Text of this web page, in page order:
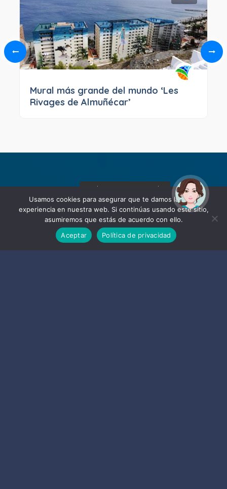
Mural más grande del mundo ‘Les
Rivages de Almuñécar’
Usamos cookies para asegurar que te damos la mejor
experiencia en nuestra web. Si continúas usando este sitio,
asumiremos que estás de acuerdo con ello.
Aceptar
Política de privacidad
¡Hola! Soy Noy. ¿Puedo
ayudarte?